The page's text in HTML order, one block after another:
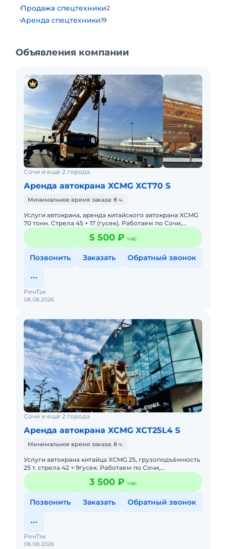
Продажа спецтехники2
Аренда спецтехники19
Объявления компании
Сочи и ещё 2 города
Аренда автокрана XCMG XCT70 S
Минимальное время заказа: 8 ч.
Услуги автокрана, аренда китайского автокрана XCMG
70 тонн. Стрела 45 + 17 (гусек). Работаем по Сочи,
Краснодарскому Краю, в Крыму.Монтаж, демонтаж
башенных кра
5 500 ₽ час
Позвонить Заказать Обратный звонок
08.08.2026
РенТэк
Сочи и ещё 2 города
Аренда автокрана XCMG XCT25L4 S
Минимальное время заказа: 8 ч.
Услуги автокрана китайца XCMG 25, грузоподъёмность
25 т. стрела 42 + 9гусек. Работаем по Сочи,
Краснодарскому Краю, Крыму. Наличный и
безналичный расчет НДС. Оп
3 500 ₽ час
Позвонить Заказать Обратный звонок
08.08.2026
РенТэк